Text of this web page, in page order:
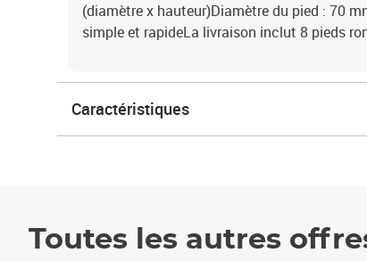
(diamètre x hauteur)Diamètre du pied : 70
simple et rapideLa livraison inclut 8 pieds
Caractéristiques
Toutes les autres